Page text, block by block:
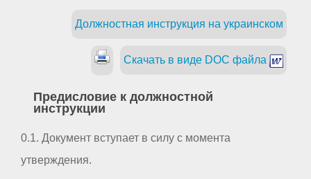
Должностная инструкция на украинском
Скачать в виде DOC файла
Предисловие к должностной
инструкции
0.1. Документ вступает в силу с момента
утверждения.